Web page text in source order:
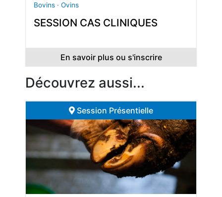
Bovins · Ovins
SESSION CAS CLINIQUES
En savoir plus ou s'inscrire
Découvrez aussi...
Session Présentielle